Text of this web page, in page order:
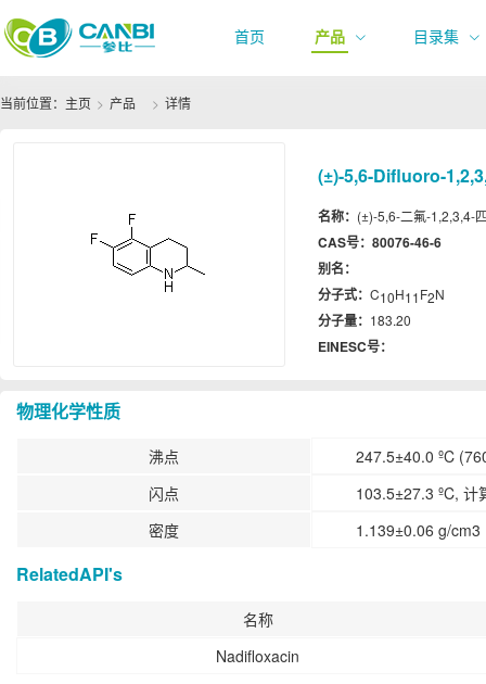
首页 产品 目录集
当前位置： 主页 产品 详情
(±)-5,6-Difluoro-
名称： (±)-5,6-二氟-1,2,3,4-
CAS号： 80076-46-6
别名：
分子式： C10H11F2N
分子量： 183.20
EINESC号：
物理化学性质
沸点
247.5±40.0 ºC
闪点
103.5±27.3 ºC, 计
密度
1.139±0.06 g/cm3
RelatedAPI's
名称
Nadifloxacin